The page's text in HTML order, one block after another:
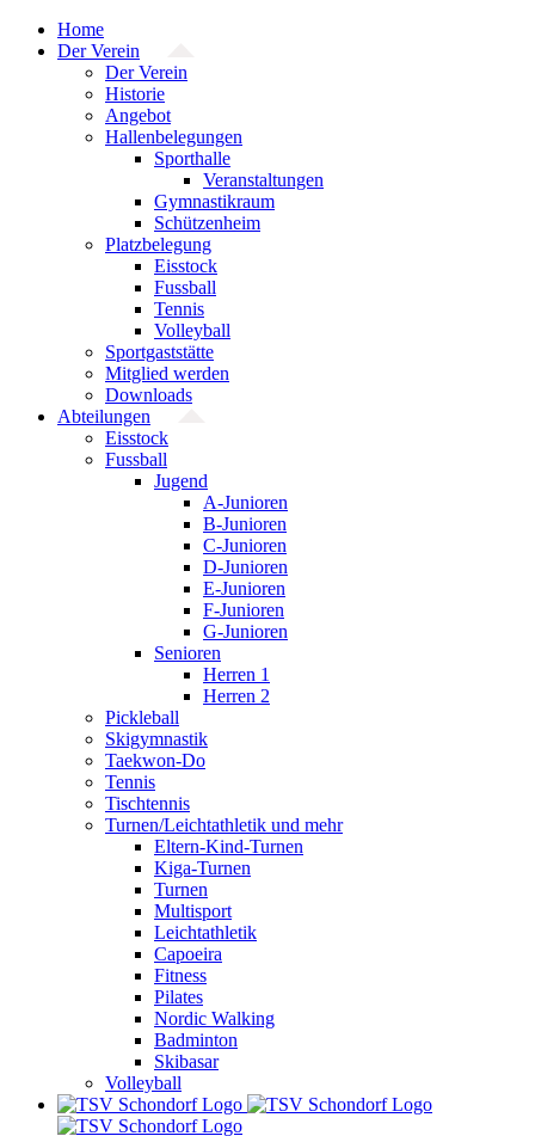
Zum
Inhalt
Home
Der Verein
Der Verein
Historie
Angebot
Hallenbelegungen
Sporthalle
Veranstaltungen
Gymnastikraum
Schützenheim
Platzbelegung
Eisstock
Fussball
Tennis
Volleyball
Sportgaststätte
Mitglied werden
Downloads
Abteilungen
Eisstock
Fussball
Jugend
A-Junioren
B-Junioren
C-Junioren
D-Junioren
E-Junioren
F-Junioren
G-Junioren
Senioren
Herren 1
Herren 2
Pickleball
Skigymnastik
Taekwon-Do
Tennis
Tischtennis
Turnen/Leichtathletik und mehr
Eltern-Kind-Turnen
Kiga-Turnen
Turnen
Multisport
Leichtathletik
Capoeira
Fitness
Pilates
Nordic Walking
Badminton
Skibasar
Volleyball